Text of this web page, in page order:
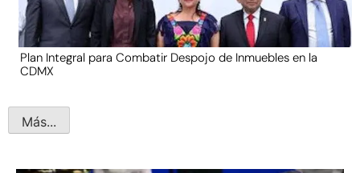
Plan Integral para Combatir Despojo de Inmuebles en la
CDMX
Más...